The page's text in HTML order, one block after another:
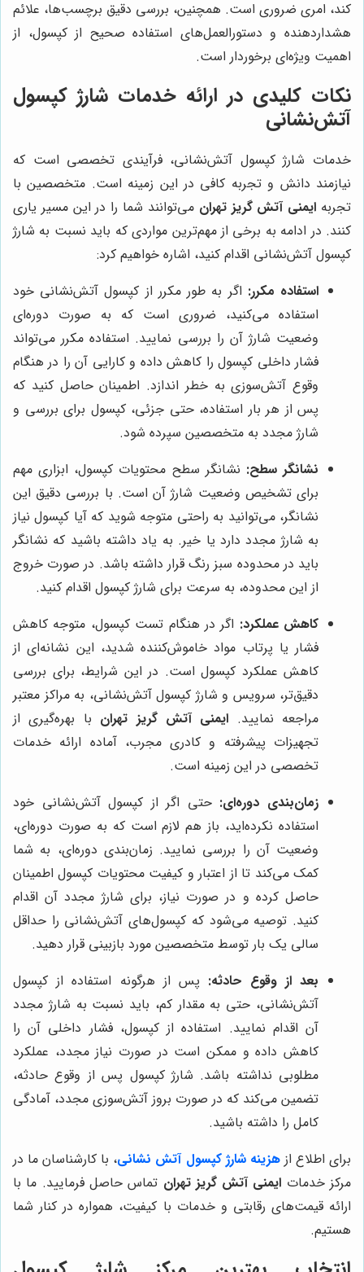
کند، امری ضروری است. همچنین، بررسی دقیق برچسب‌ها، علائم
هشداردهنده و دستورالعمل‌های استفاده صحیح از کپسول، از
اهمیت ویژه‌ای برخوردار است.
نکات کلیدی در ارائه خدمات شارژ کپسول
آتش‌نشانی
خدمات شارژ کپسول آتش‌نشانی، فرآیندی تخصصی است که
نیازمند دانش و تجربه کافی در این زمینه است. متخصصین با
تجربه ایمنی آتش گریز تهران می‌توانند شما را در این مسیر یاری
کنند. در ادامه به برخی از مهم‌ترین مواردی که باید نسبت به شارژ
کپسول آتش‌نشانی اقدام کنید، اشاره خواهیم کرد:
استفاده مکرر: اگر به طور مکرر از کپسول آتش‌نشانی خود
استفاده می‌کنید، ضروری است که به صورت دوره‌ای
وضعیت شارژ آن را بررسی نمایید. استفاده مکرر می‌تواند
فشار داخلی کپسول را کاهش داده و کارایی آن را در هنگام
وقوع آتش‌سوزی به خطر اندازد. اطمینان حاصل کنید که
پس از هر بار استفاده، حتی جزئی، کپسول برای بررسی و
شارژ مجدد به متخصصین سپرده شود.
نشانگر سطح: نشانگر سطح محتویات کپسول، ابزاری مهم
برای تشخیص وضعیت شارژ آن است. با بررسی دقیق این
نشانگر، می‌توانید به راحتی متوجه شوید که آیا کپسول نیاز
به شارژ مجدد دارد یا خیر. به یاد داشته باشید که نشانگر
باید در محدوده سبز رنگ قرار داشته باشد. در صورت خروج
از این محدوده، به سرعت برای شارژ کپسول اقدام کنید.
کاهش عملکرد: اگر در هنگام تست کپسول، متوجه کاهش
فشار یا پرتاب مواد خاموش‌کننده شدید، این نشانه‌ای از
کاهش عملکرد کپسول است. در این شرایط، برای بررسی
دقیق‌تر، سرویس و شارژ کپسول آتش‌نشانی، به مراکز معتبر
مراجعه نمایید. ایمنی آتش گریز تهران با بهره‌گیری از
تجهیزات پیشرفته و کادری مجرب، آماده ارائه خدمات
تخصصی در این زمینه است.
زمان‌بندی دوره‌ای: حتی اگر از کپسول آتش‌نشانی خود
استفاده نکرده‌اید، باز هم لازم است که به صورت دوره‌ای،
وضعیت آن را بررسی نمایید. زمان‌بندی دوره‌ای، به شما
کمک می‌کند تا از اعتبار و کیفیت محتویات کپسول اطمینان
حاصل کرده و در صورت نیاز، برای شارژ مجدد آن اقدام
کنید. توصیه می‌شود که کپسول‌های آتش‌نشانی را حداقل
سالی یک بار توسط متخصصین مورد بازبینی قرار دهید.
بعد از وقوع حادثه: پس از هرگونه استفاده از کپسول
آتش‌نشانی، حتی به مقدار کم، باید نسبت به شارژ مجدد
آن اقدام نمایید. استفاده از کپسول، فشار داخلی آن را
کاهش داده و ممکن است در صورت نیاز مجدد، عملکرد
مطلوبی نداشته باشد. شارژ کپسول پس از وقوع حادثه،
تضمین می‌کند که در صورت بروز آتش‌سوزی مجدد، آمادگی
کامل را داشته باشید.
برای اطلاع ازهزینه شارژ کپسول آتش نشانی، با کارشناسان ما در
مرکز خدمات ایمنی آتش گریز تهران تماس حاصل فرمایید. ما با
ارائه قیمت‌های رقابتی و خدمات با کیفیت، همواره در کنار شما
هستیم.